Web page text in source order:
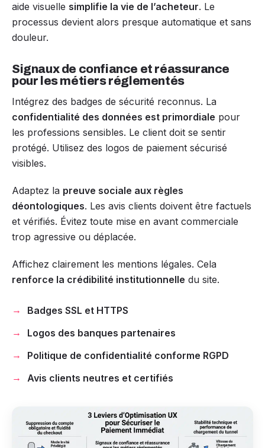
aide visuelle simplifie la vie de l’acheteur. Le
processus devient alors presque automatique et sans
douleur.
Signaux de confiance et réassurance
pour les métiers réglementés
Intégrez des badges de sécurité reconnus. La
confidentialité des données est primordiale pour
les professions sensibles. Le client doit se sentir
protégé. Utilisez des logos de paiement sécurisé
visibles.
Adaptez la preuve sociale aux règles
déontologiques. Les avis clients doivent être factuels
et vérifiés. Évitez toute mise en avant commerciale
trop agressive ou déplacée.
Affichez clairement les mentions légales. Cela
renforce la crédibilité institutionnelle du site.
Badges SSL et HTTPS
Logos des banques partenaires
Politique de confidentialité conforme RGPD
Avis clients neutres et certifiés